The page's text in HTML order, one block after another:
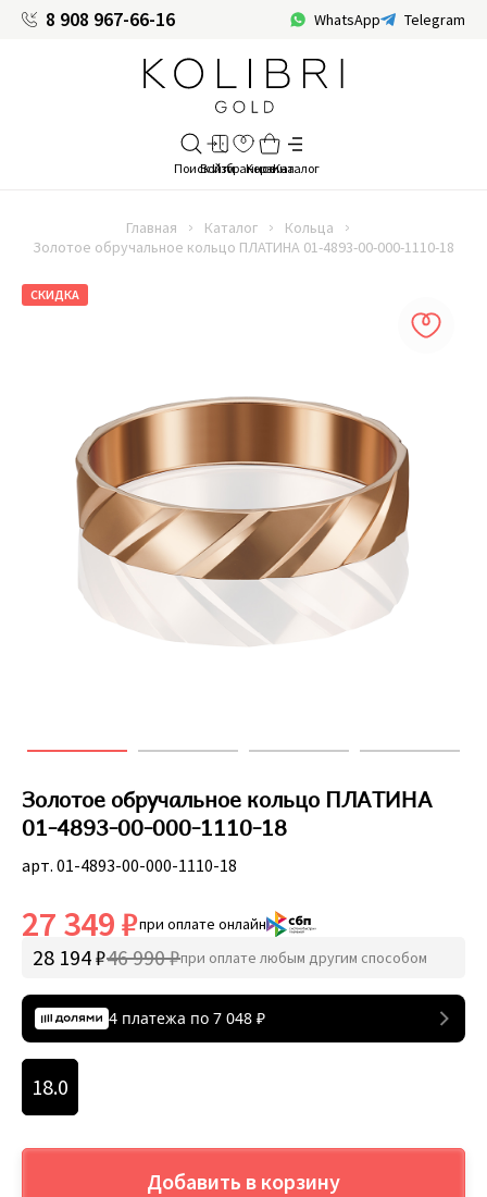
8 908 967-66-16 WhatsApp Telegram
Главная Каталог
Кольца
Золотое обручальное кольцо ПЛАТИНА 01-4893-00-000-1110-18
СКИДКА
Золотое обручальное кольцо ПЛАТИНА
01-4893-00-000-1110-18
арт. 01-4893-00-000-1110-18
27 349 ₽при оплате онлайн
28 194 ₽46 990 ₽при оплате любым другим способом
4 платежа по 7 048 ₽
18.0
Добавить в корзину